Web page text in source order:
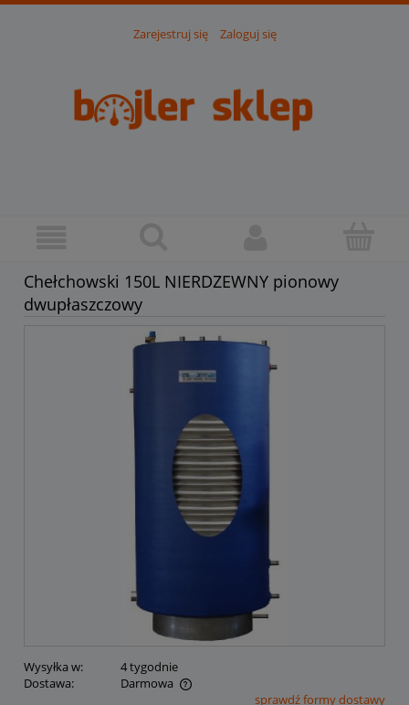
Zarejestruj się Zaloguj się
Chełchowski 150L NIERDZEWNY pionowy
dwupłaszczowy
Wysyłka w:
4 tygodnie
Dostawa:
Darmowa
Cena nie zawiera ewentualnych kosztów płatnościsprawdź formy dostawy